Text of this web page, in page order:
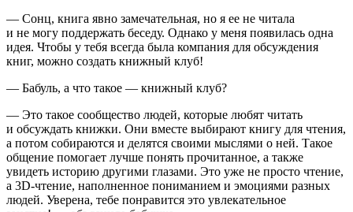
— Сонц, книга явно замечательная, но я ее не читала
и не могу поддержать беседу. Однако у меня появилась одна
идея. Чтобы у тебя всегда была компания для обсуждения
книг, можно создать книжный клуб!
— Бабуль, а что такое — книжный клуб?
— Это такое сообщество людей, которые любят читать
и обсуждать книжки. Они вместе выбирают книгу для чтения,
а потом собираются и делятся своими мыслями о ней. Такое
общение помогает лучше понять прочитанное, а также
увидеть историю другими глазами. Это уже не просто чтение,
а 3D-чтение, наполненное пониманием и эмоциями разных
людей. Уверена, тебе понравится это увлекательное